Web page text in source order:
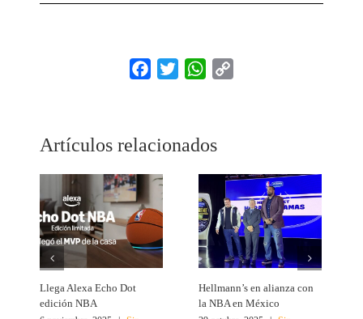
Facebook
Twitter WhatsApp
Artículos relacionados
Llega Alexa Echo Dot
edición NBA
Hellmann’s en alianza con
la NBA en México